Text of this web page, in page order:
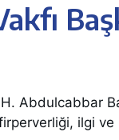
H. Abdulcabbar
ilgi